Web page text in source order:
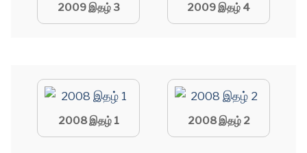
2009 இதழ் 3 2009 இதழ் 4
2008 இதழ் 1 2008 இதழ் 2